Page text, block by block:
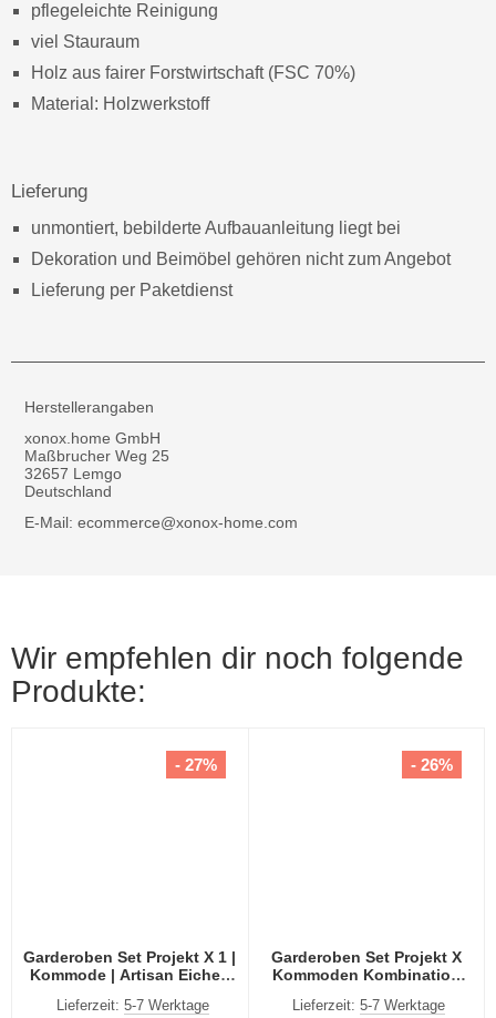
pflegeleichte Reinigung
viel Stauraum
Holz aus fairer Forstwirtschaft (FSC 70%)
Material: Holzwerkstoff
Lieferung
unmontiert, bebilderte Aufbauanleitung liegt bei
Dekoration und Beimöbel gehören nicht zum Angebot
Lieferung per Paketdienst
Herstellerangaben
xonox.home GmbH
Maßbrucher Weg 25
32657 Lemgo
Deutschland
E-Mail: ecommerce@xonox-home.com
Wir empfehlen dir noch folgende
Produkte:
Garderoben Set Projekt X 1 |
Kommode | Artisan Eiche |
Lieferzeit: 5-7 Werktage
- 27%
Garderoben Set Projekt X
Kommoden Kombination
Lieferzeit:5-7 Werktage
- 26%